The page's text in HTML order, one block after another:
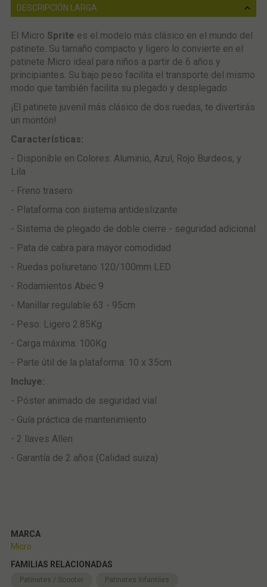
DESCRIPCIÓN LARGA
El Micro Sprite es el modelo más clásico en el mundo del
patinete. Su tamaño compacto y ligero lo convierte en el
patinete Micro ideal para niños a partir de 6 años y
principiantes. Su bajo peso facilita el transporte del mismo
modo que también facilita su plegado y desplegado.
¡El patinete juvenil más clásico de dos ruedas, te divertirás
un montón!
Características:
- Disponible en Colores: Aluminio, Azul, Rojo Burdeos, y
Lila
- Freno trasero
- Plataforma con sistema antideslizante
- Sistema de plegado de doble cierre - seguridad adicional
- Pata de cabra para mayor comodidad
- Ruedas poliuretano 120/100mm LED
- Rodamientos Abec 9
- Manillar regulable 63 - 95cm
- Peso: Ligero 2.85Kg
- Carga máxima: 100Kg
- Parte útil de la plataforma: 10 x 35cm
Incluye:
- Póster animado de seguridad vial
- Guía práctica de mantenimiento
- 2 llaves Allen
- Garantía de 2 años (Calidad suiza)
MARCA
Micro
FAMILIAS RELACIONADAS
Patinetes / Scooter Patinetes Infantiles